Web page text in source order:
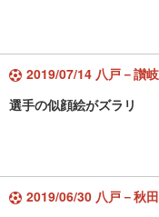
2019/07/14 八戸－讃岐
選手の似顔絵がズラリ
2019/06/30 八戸－秋田